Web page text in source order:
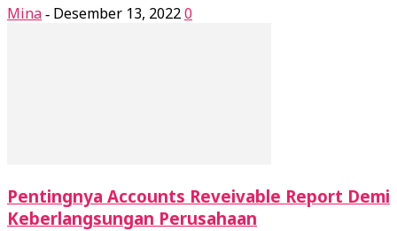
Mina - Desember 13, 20220
Pentingnya Accounts Reveivable Report Demi
Keberlangsungan Perusahaan